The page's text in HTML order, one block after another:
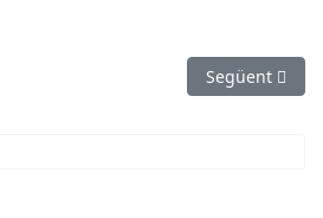
Solidària de Reis de Cornellà arriba
Article
Següent